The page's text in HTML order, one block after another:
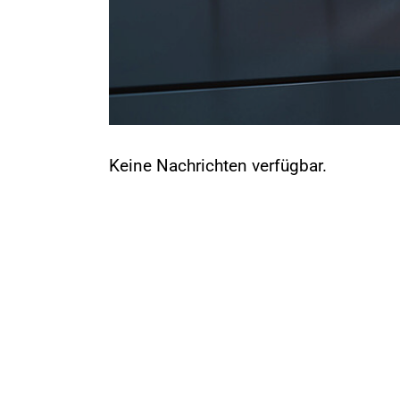
Keine Nachrichten verfügbar.